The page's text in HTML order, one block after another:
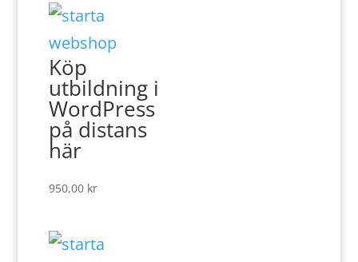
Köp
utbildning i
WordPress
på distans
här
950,00 kr